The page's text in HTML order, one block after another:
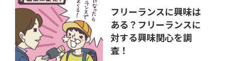
フリーランスに興味は
ある？フリーランスに
対する興味関心を調
査！